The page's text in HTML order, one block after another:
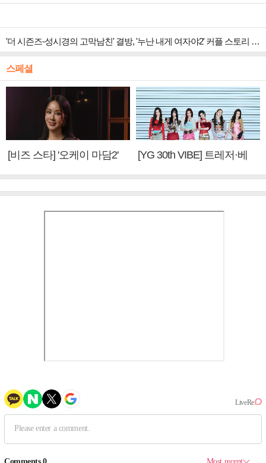
'더 시즌즈-성시경의 고막남친' 결방, '누난 내게 여자야2' 커플 스토리 편성
스페셜
[비즈 스타] '오케이 마담2'
[YG 30th VIBE] 트레저·베